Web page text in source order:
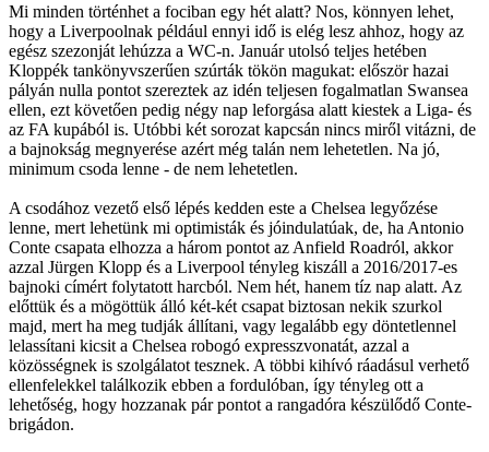
Mi minden történhet a fociban egy hét alatt? Nos, könnyen lehet,
hogy a Liverpoolnak például ennyi idő is elég lesz ahhoz, hogy az
egész szezonját lehúzza a WC-n. Január utolsó teljes hetében
Kloppék tankönyvszerűen szúrták tökön magukat: először hazai
pályán nulla pontot szereztek az idén teljesen fogalmatlan Swansea
ellen, ezt követően pedig négy nap leforgása alatt kiestek a Liga- és
az FA kupából is. Utóbbi két sorozat kapcsán nincs miről vitázni, de
a bajnokság megnyerése azért még talán nem lehetetlen. Na jó,
minimum csoda lenne - de nem lehetetlen.
A csodához vezető első lépés kedden este a Chelsea legyőzése
lenne, mert lehetünk mi optimisták és jóindulatúak, de, ha Antonio
Conte csapata elhozza a három pontot az Anfield Roadról, akkor
azzal Jürgen Klopp és a Liverpool tényleg kiszáll a 2016/2017-es
bajnoki címért folytatott harcból. Nem hét, hanem tíz nap alatt. Az
előttük és a mögöttük álló két-két csapat biztosan nekik szurkol
majd, mert ha meg tudják állítani, vagy legalább egy döntetlennel
lelassítani kicsit a Chelsea robogó expresszvonatát, azzal a
közösségnek is szolgálatot tesznek. A többi kihívó ráadásul verhető
ellenfelekkel találkozik ebben a fordulóban, így tényleg ott a
lehetőség, hogy hozzanak pár pontot a rangadóra készülődő Conte-
brigádon.